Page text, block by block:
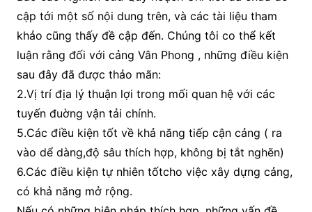
cập tới một số nội dung trên, và các tài liệu tham
khảo cũng thấy đề cập đến. Chúng tôi co thể kết
luận rằng đối với cảng Vân Phong , những điều kiện
sau đây đã được thảo mãn:
2.Vị trí địa lý thuận lợi trong mối quan hệ với các
tuyến đuờng vận tải chính.
5.Các điều kiện tốt về khả năng tiếp cận cảng ( ra
vào dể dàng,độ sâu thích hợp, không bị tắt nghẽn)
6.Các điều kiện tự nhiên tốtcho việc xây dựng cảng,
có khả năng mở rộng.